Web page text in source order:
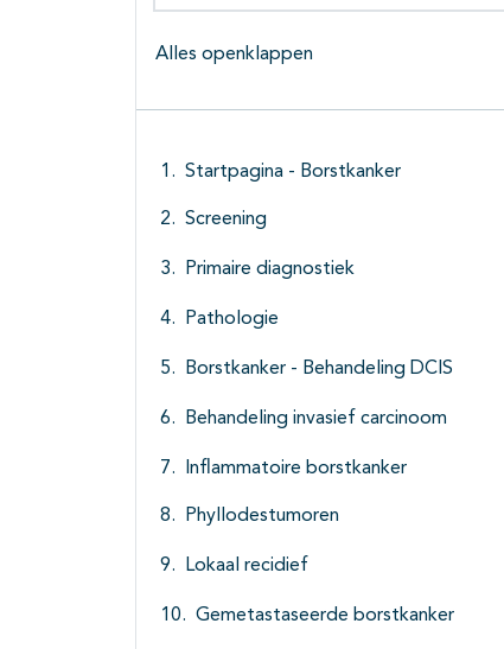
Alles openklappen
Startpagina - Borstkanker
Screening
Primaire diagnostiek
Pathologie
Borstkanker - Behandeling DCIS
Behandeling invasief carcinoom
Inflammatoire borstkanker
Phyllodestumoren
Lokaal recidief
Gemetastaseerde borstkanker